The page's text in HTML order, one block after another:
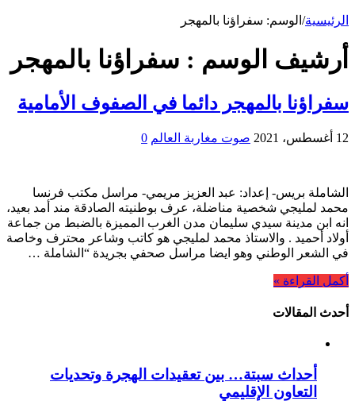
الرئيسية/ الوسم: سفراؤنا بالمهجر
أرشيف الوسم : سفراؤنا بالمهجر
سفراؤنا بالمهجر دائما في الصفوف الأمامية
12 أغسطس، 2021 صوت مغاربة العالم 0
الشاملة بريس- إعداد: عبد العزيز مريمي- مراسل مكتب فرنسا
محمد لمليجي شخصية مناضلة، عرف بوطنيته الصادقة مند أمد بعيد،
انه ابن مدينة سيدي سليمان مدن الغرب المميزة بالضبط من جماعة
أولاد أحميد . والاستاذ محمد لمليجي هو كاتب وشاعر محترف وخاصة
في الشعر الوطني وهو ايضا مراسل صحفي بجريدة “الشاملة …
أكمل القراءة »
أحدث المقالات
أحداث سبتة… بين تعقيدات الهجرة وتحديات
التعاون الإقليمي